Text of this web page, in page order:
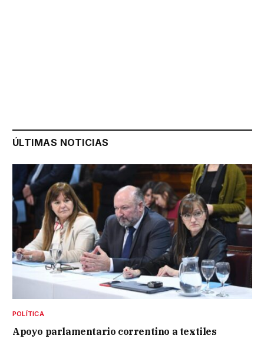
ÚLTIMAS NOTICIAS
POLÍTICA
Apoyo parlamentario correntino a textiles